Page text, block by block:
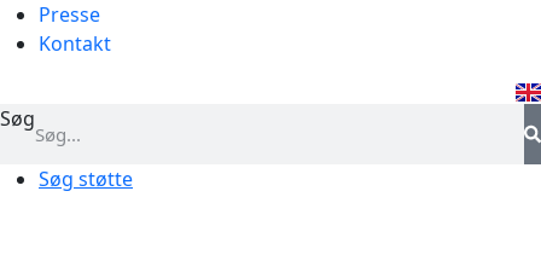
Presse
Kontakt
Søg
Søg støtte